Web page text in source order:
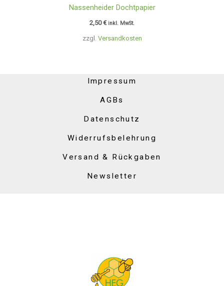
zzgl. Versandkosten
Nassenheider Dochtpapier
2,50€ inkl. MwSt.
Impressum
AGBs
Datenschutz
Widerrufsbelehrung
Versand & Rückgaben
Newsletter